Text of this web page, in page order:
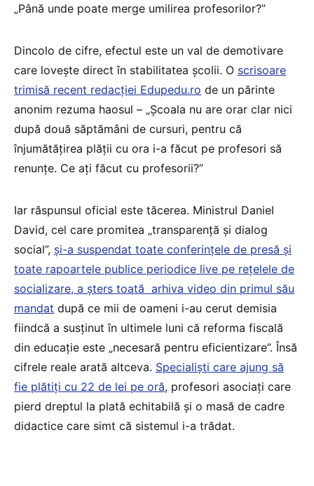
„Până unde poate merge umilirea profesorilor?”
Dincolo de cifre, efectul este un val de demotivare
care lovește direct în stabilitatea școlii. O scrisoare
trimisă recent redacției Edupedu.ro de un părinte
anonim rezuma haosul – „Școala nu are orar clar nici
după două săptămâni de cursuri, pentru că
înjumătățirea plății cu ora i-a făcut pe profesori să
renunțe. Ce ați făcut cu profesorii?”
Iar răspunsul oficial este tăcerea. Ministrul Daniel
David, cel care promitea „transparență și dialog
social”, și-a suspendat toate conferințele de presă și
toate rapoartele publice periodice live pe rețelele de
socializare, a șters toată arhiva video din primul său
mandat după ce mii de oameni i-au cerut demisia
fiindcă a susținut în ultimele luni că reforma fiscală
din educație este „necesară pentru eficientizare”. Însă
cifrele reale arată altceva. Specialiști care ajung să
fie plătiți cu 22 de lei pe oră, profesori asociați care
pierd dreptul la plată echitabilă și o masă de cadre
didactice care simt că sistemul i-a trădat.